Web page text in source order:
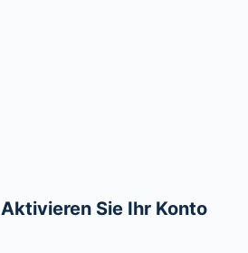
Aktivieren Sie Ihr Konto